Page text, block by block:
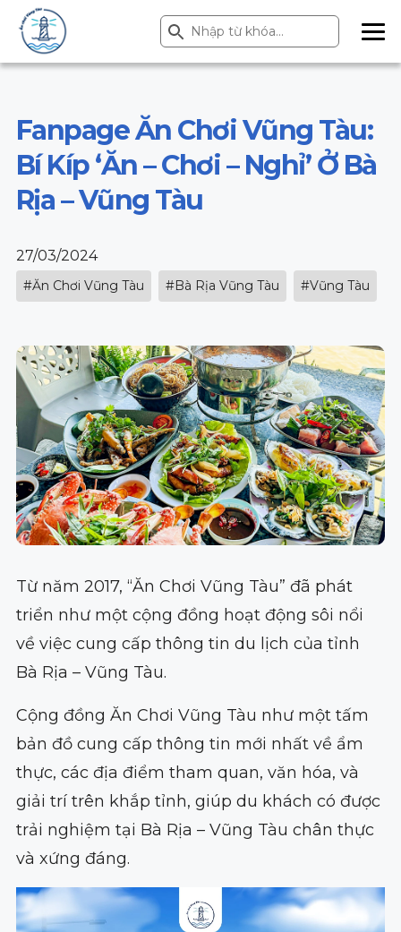
Search
for:
Search Button
ME
NU
Fanpage Ăn Chơi Vũng Tàu:
Bí Kíp ‘Ăn – Chơi – Nghỉ’ Ở Bà
Rịa – Vũng Tàu
27/03/2024
#Ăn Chơi Vũng Tàu #Bà Rịa Vũng Tàu #Vũng Tàu
Từ năm 2017, “Ăn Chơi Vũng Tàu” đã phát
triển như một cộng đồng hoạt động sôi nổi
về việc cung cấp thông tin du lịch của tỉnh
Bà Rịa – Vũng Tàu.
Cộng đồng Ăn Chơi Vũng Tàu như một tấm
bản đồ cung cấp thông tin mới nhất về ẩm
thực, các địa điểm tham quan, văn hóa, và
giải trí trên khắp tỉnh, giúp du khách có được
trải nghiệm tại Bà Rịa – Vũng Tàu chân thực
và xứng đáng.